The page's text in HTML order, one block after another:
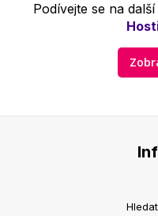
Podívejte se na